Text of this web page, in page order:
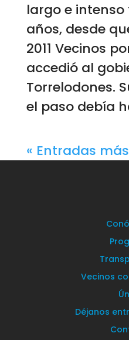
largo e
años, desde
2011 Vecinos
accedió al
Torrelodones.
el paso debía
« Entradas
Vecinos
Déjanos